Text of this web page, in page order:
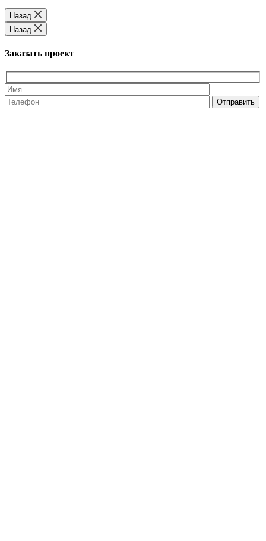
Назад
Назад
Заказать проект